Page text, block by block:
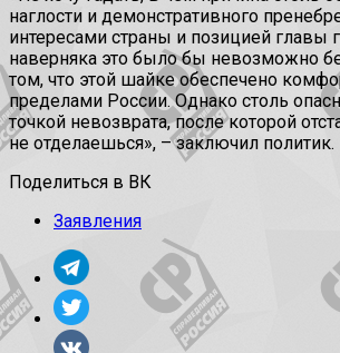
наглости и демонстративного
интересами страны и позицией главы
наверняка это было бы невозможно
том, что этой шайке обеспечено
пределами России. Однако столь
точкой невозврата, после которой
не отделаешься», – заключил политик.
Поделиться в ВК
Заявления